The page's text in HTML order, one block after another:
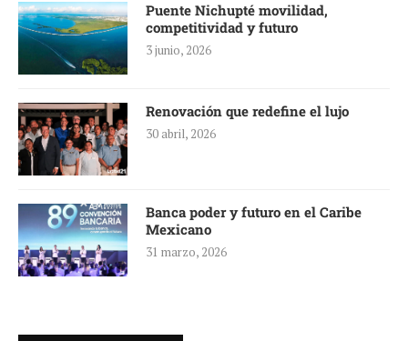
Puente Nichupté movilidad,
competitividad y futuro
3 junio, 2026
Renovación que redefine el lujo
30 abril, 2026
Banca poder y futuro en el Caribe
Mexicano
31 marzo, 2026